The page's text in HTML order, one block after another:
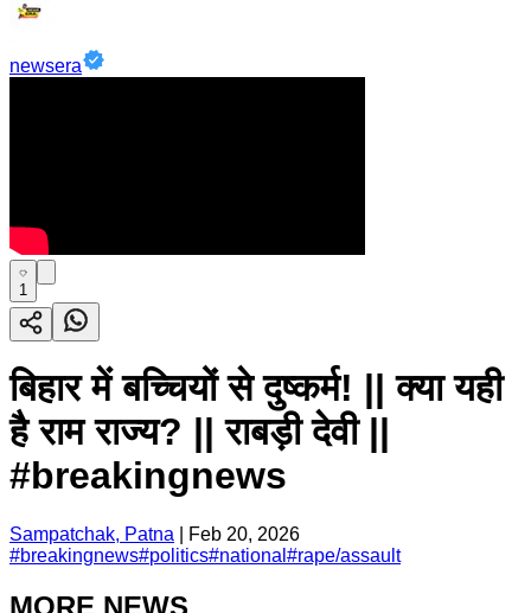
newsera
1
बिहार में बच्चियों से दुष्कर्म! || क्या यही
है राम राज्य? || राबड़ी देवी ||
#breakingnews
Sampatchak, Patna
Feb 20, 2026
#breakingnews#politics#national #rape/assault
MORE NEWS